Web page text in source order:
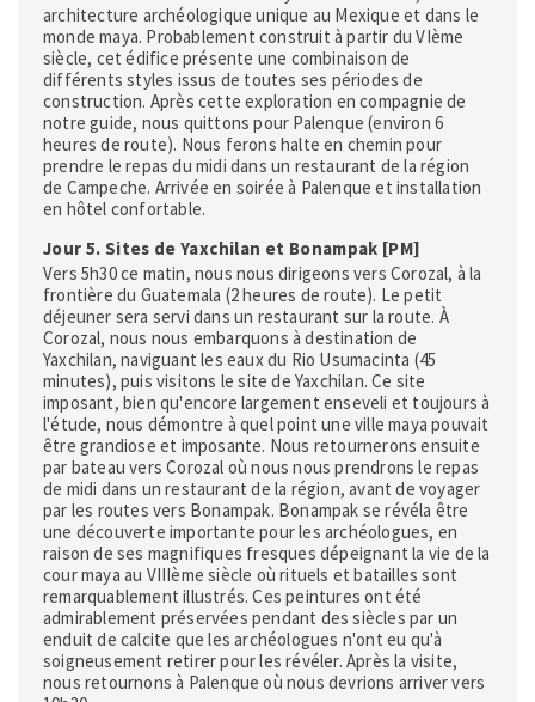
architecture archéologique unique au Mexique et dans le
monde maya. Probablement construit à partir du VIème
siècle, cet édifice présente une combinaison de
différents styles issus de toutes ses périodes de
construction. Après cette exploration en compagnie de
notre guide, nous quittons pour Palenque (environ 6
heures de route). Nous ferons halte en chemin pour
prendre le repas du midi dans un restaurant de la région
de Campeche. Arrivée en soirée à Palenque et installation
en hôtel confortable.
Jour 5. Sites de Yaxchilan et Bonampak [PM]
Vers 5h30 ce matin, nous nous dirigeons vers Corozal, à la
frontière du Guatemala (2 heures de route). Le petit
déjeuner sera servi dans un restaurant sur la route. À
Corozal, nous nous embarquons à destination de
Yaxchilan, naviguant les eaux du Rio Usumacinta (45
minutes), puis visitons le site de Yaxchilan. Ce site
imposant, bien qu'encore largement enseveli et toujours à
l'étude, nous démontre à quel point une ville maya pouvait
être grandiose et imposante. Nous retournerons ensuite
par bateau vers Corozal où nous nous prendrons le repas
de midi dans un restaurant de la région, avant de voyager
par les routes vers Bonampak. Bonampak se révéla être
une découverte importante pour les archéologues, en
raison de ses magnifiques fresques dépeignant la vie de la
cour maya au VIIIème siècle où rituels et batailles sont
remarquablement illustrés. Ces peintures ont été
admirablement préservées pendant des siècles par un
enduit de calcite que les archéologues n'ont eu qu'à
soigneusement retirer pour les révéler. Après la visite,
nous retournons à Palenque où nous devrions arriver vers